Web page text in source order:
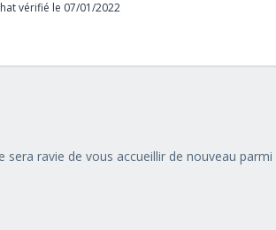
vérifié le 07/01/2022
ravie de vous accueillir de nouveau parmi